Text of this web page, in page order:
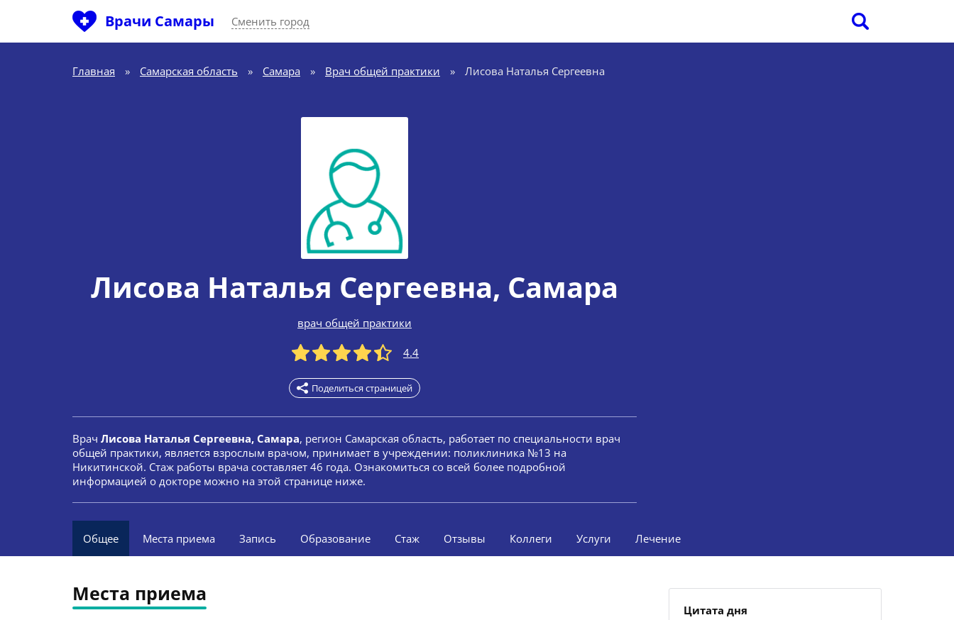
Врачи Самары Сменить город
Главная » Самарская область » Самара » Врач общей практики » Лисова Наталья Сергеевна
Лисова Наталья Сергеевна, Самара
врач общей практики
4.4
Поделиться страницей
Врач Лисова Наталья Сергеевна, Самара, регион Самарская область, работает по специальности врач
общей практики, является взрослым врачом, принимает в учреждении: поликлиника №13 на
Никитинской. Стаж работы врача составляет 46 года. Ознакомиться со всей более подробной
информацией о докторе можно на этой странице ниже.
Общее Места приема Запись Образование Стаж Отзывы Коллеги Услуги Лечение
Места приема
Цитата дня